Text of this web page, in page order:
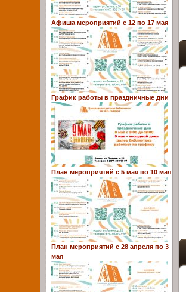
Афиша мероприятий с 12 по 17 мая
График работы в праздничные дни
План мероприятий с 5 мая по 10 мая
План мероприятий с 28 апреля по 3
мая